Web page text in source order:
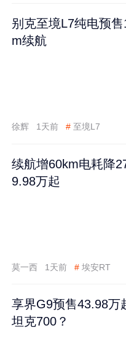
别克至境L7纯电预
m续航
徐辉 1天前 # 至境L7
续航增60km电耗降
9.98万起
莫一西 1天前 # 埃安RT
享界G9预售43.98万
坦克700？